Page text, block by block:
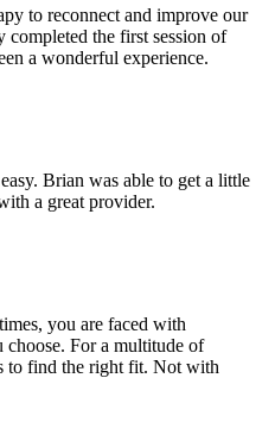
to reconnect and improve our
the first session of
a wonderful experience.
Brian was able to get a little
a great provider.
you are faced with
choose. For a multitude of
to find the right fit. Not with